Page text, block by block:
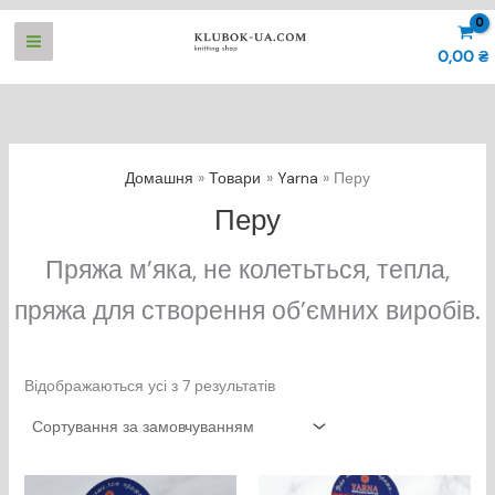
Перейти
0,00 ₴
Домашня Товари Yarna Перу
Перу
Пряжа м’яка, не колетьться, тепла,
пряжа для створення об’ємних виробів.
Відображаються усі з 7 результатів